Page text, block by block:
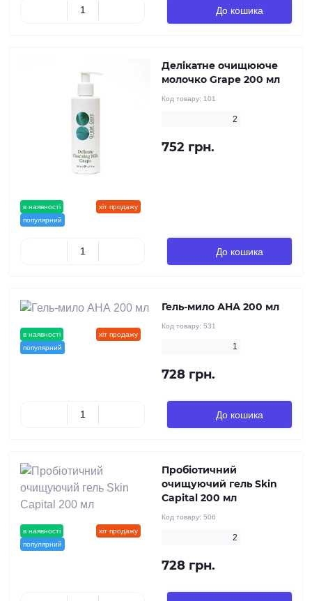
До кошика
в наявності
хіт продажу
популярний
Делікатне очищююче
молочко Grape 200 мл
Код товару: 101
2
752 грн.
До кошика
в наявності
хіт продажу
популярний
Гель-мило АНА 200 мл
Код товару: 531
1
728 грн.
До кошика
в наявності
хіт продажу
популярний
Пробіотичний
очищуючий гель Skin
Capital 200 мл
Код товару: 506
2
728 грн.